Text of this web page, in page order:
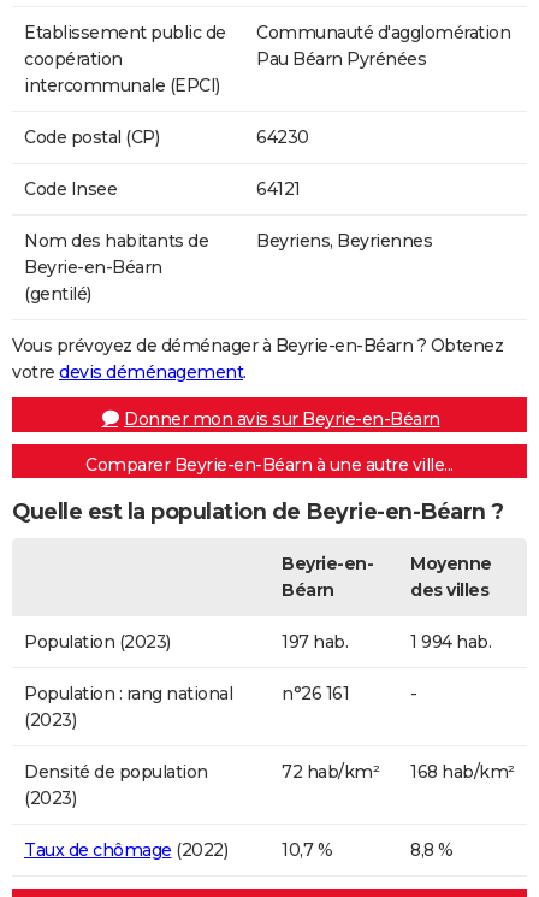
Etablissement public de
coopération
intercommunale (EPCI)
Communauté d'agglomération
Pau Béarn Pyrénées
Code postal (CP) 64230
Code Insee 64121
Nom des habitants de
Beyrie-en-Béarn
(gentilé)
Beyriens, Beyriennes
Vous prévoyez de déménager à Beyrie-en-Béarn ? Obtenez
votre devis déménagement.
Donner mon avis sur Beyrie-en-Béarn
Comparer Beyrie-en-Béarn à une autre ville...
Quelle est la population de Beyrie-en-Béarn ?
Beyrie-en-
Béarn
Moyenne
des villes
Population (2023) 197 hab. 1 994 hab.
Population : rang national
(2023)
n°26 161 -
Densité de population
(2023)
72 hab/km² 168 hab/km²
Taux de chômage (2022) 10,7 % 8,8 %